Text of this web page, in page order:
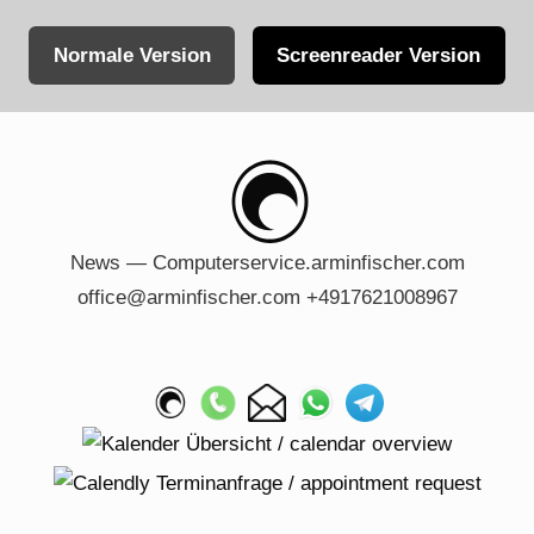
Normale Version Screenreader Version
News — Computerservice.arminfischer.com
office@arminfischer.com +4917621008967